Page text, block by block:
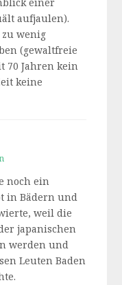
aufjaulen).
wenig
(gewaltfreie
70 Jahren kein
keine
noch ein
in Bädern und
weil die
japanischen
werden und
Leuten Baden